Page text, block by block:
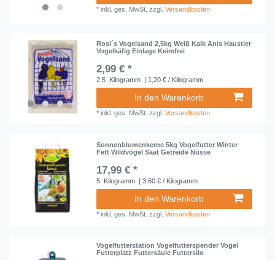
*inkl. ges. MwSt. zzgl.Versandkosten
Rosi´s Vogelsand 2,5kg Weiß Kalk Anis Haustier
Vogelkäfig Einlage Keimfrei
2,99 € *
2.5 Kilogramm | 1,20 € / Kilogramm
In den Warenkorb
*inkl. ges. MwSt. zzgl.Versandkosten
Sonnenblumenkerne 5kg Vogelfutter Winter
Fett Wildvögel Saat Getreide Nüsse
17,99 € *
5 Kilogramm | 3,60 € / Kilogramm
In den Warenkorb
*inkl. ges. MwSt. zzgl.Versandkosten
Vogelfutterstation Vogelfutterspender Vogel
Futterplatz Futtersäule Futtersilo